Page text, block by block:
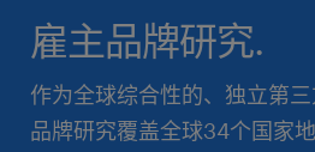
雇主品牌研究.
作为全球综合性的、独立第
品牌研究覆盖全球34个国家